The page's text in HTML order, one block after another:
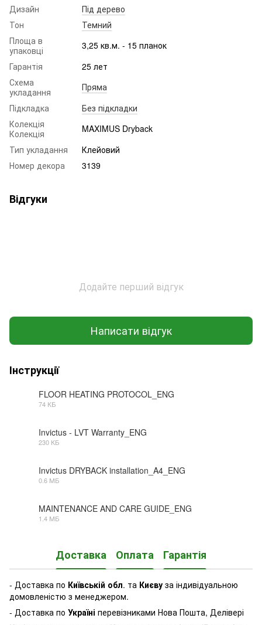
Дизайн
Під дерево
Тон
Темний
Площа в
упаковці
3,25 кв.м. - 15 планок
Гарантія
25 лет
Схема
укладання
Пряма
Підкладка
Без підкладки
Колекція
Колекція
MAXIMUS Dryback
Тип укладання
Клейовий
Номер декора
3139
Відгуки
Додайте перший відгук
Написати відгук
Інструкції
FLOOR HEATING PROTOCOL_ENG
74 КБ
Invictus - LVT Warranty_ENG
230 КБ
Invictus DRYBACK installation_A4_ENG
0.6 МБ
MAINTENANCE AND CARE GUIDE_ENG
1.4 МБ
Доставка Оплата Гарантія
- Доставка по Київській обл. та Києву за індивідуальною
домовленістю з менеджером.
- Доставка по Україні перевізниками Нова Пошта, Делівері